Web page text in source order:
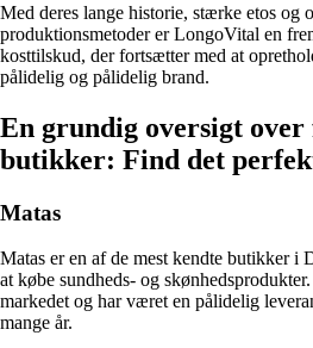
Med deres lange historie, stærke etos og
produktionsmetoder er LongoVital en
kosttilskud, der fortsætter med at
pålidelig og pålidelig brand.
En grundig oversigt
butikker: Find det
Matas
Matas er en af de mest kendte butikker i
at købe sundheds- og
markedet og har været en pålidelig
mange år.